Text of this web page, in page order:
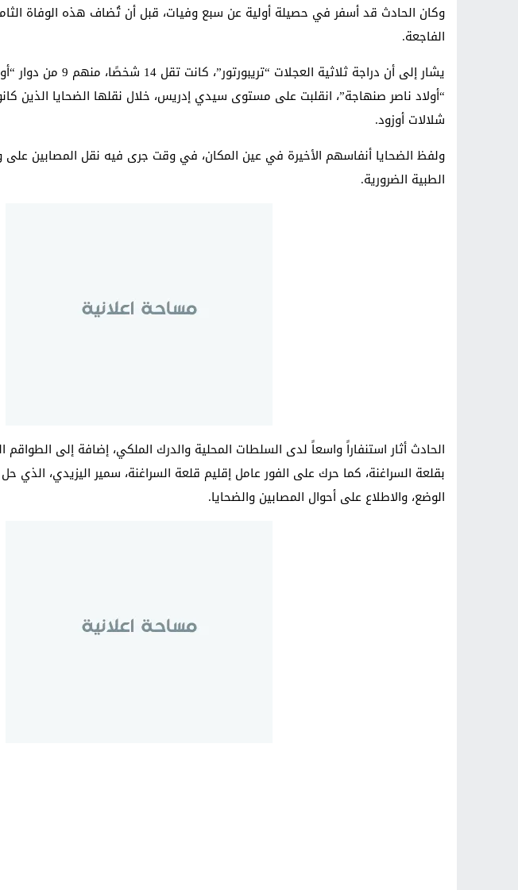
وكان الحادث قد أسفر في حصيلة أولية عن سبع وفيات، قبل أن تُضاف هذه الوفاة
الفاجعة.
“أولاد ناصر صنهاجة”، انقلبت على مستوى سيدي إدريس، خلال نقلها الضحايا الذين
شلالات أوزود.
ولفظ الضحايا أنفاسهم الأخيرة في عين المكان، في وقت جرى فيه نقل المصابين على
الطبية الضرورية.
الحادث أثار استنفاراً واسعاً لدى السلطات المحلية والدرك الملكي، إضافة إلى
بقلعة السراغنة، كما حرك على الفور عامل إقليم قلعة السراغنة، سمير اليزيدي،
الوضع، والاطلاع على أحوال المصابين والضحايا.